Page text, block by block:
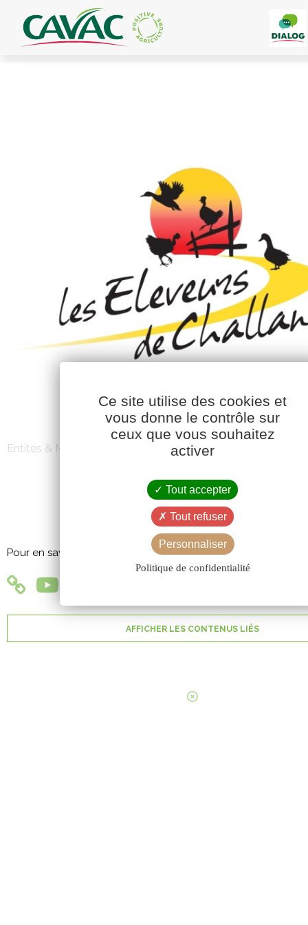
Entités & Marques
LES ÉLEVEURS DE
Pour en savoir + :
AFFICHER LES CONTENUS LIÉS
Panneau de gestion des cookies
Ce site utilise des cookies et
vous donne le contrôle sur
ceux que vous souhaitez
activer
Tout accepter
Tout refuser
Personnaliser
Politique de confidentialité